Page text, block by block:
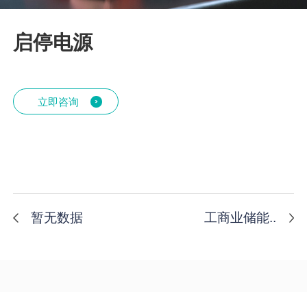
启停电源
立即咨询
暂无数据 工商业储能..